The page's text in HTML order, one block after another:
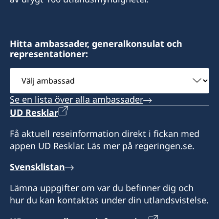
Fax: +1 617 422 1428
Hampshire, Rhode Island och Vermont.
Besök enligt överenskommelse genom
tidsbokning.
Ring eller skicka e-post för att boka tid.
Distrikt: Pennsylvania
Öppettider: måndag-fredag kl 10.30-15.30.
Endast besök via tidsbokning.
Öppettider: kl 08.00-17.00, lunchstängt 12.00-
13.00.
Telefontider: kl 09.00-12.00 måndag, tisdag och
torsdag.
Endast besök via tidsbokning.
Hitta ambassader, generalkonsulat och
representationer:
ambassad
Se en lista över alla ambassader
UD Resklar
Få aktuell reseinformation direkt i fickan med
appen UD Resklar. Läs mer på regeringen.se.
Svensklistan
Lämna uppgifter om var du befinner dig och
hur du kan kontaktas under din utlandsvistelse.